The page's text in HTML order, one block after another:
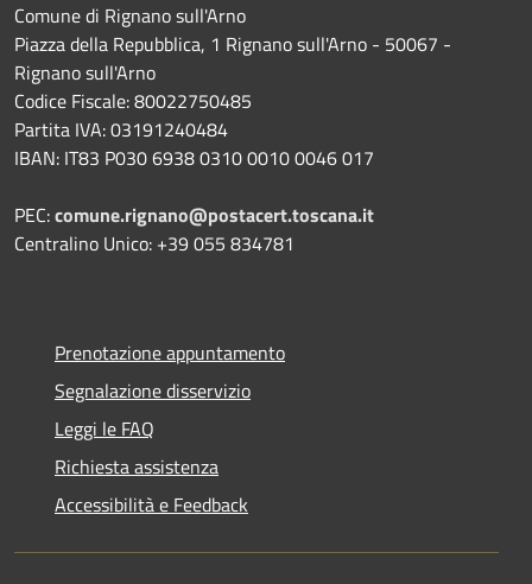
Comune di Rignano sull'Arno
Piazza della Repubblica, 1 Rignano sull'Arno - 50067 -
Rignano sull'Arno
Codice Fiscale: 80022750485
Partita IVA: 03191240484
IBAN: IT83 P030 6938 0310 0010 0046 017
PEC:comune.rignano@postacert.toscana.it
Centralino Unico: +39 055 834781
Prenotazione appuntamento
Segnalazione disservizio
Leggi le FAQ
Richiesta assistenza
Accessibilità e Feedback